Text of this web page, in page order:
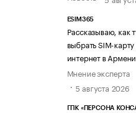
ESIM365
Рассказываю, как
выбрать SIM-
интернет в
Мнение эксперта
5 августа 2026
ГПК «ПЕРСОНА